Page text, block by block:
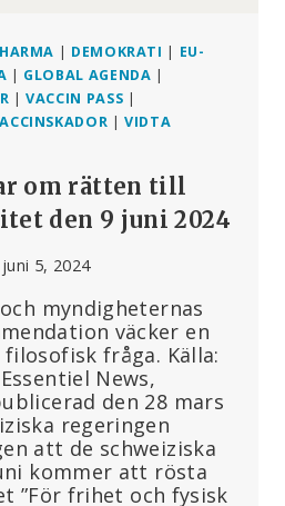
| DEMOKRATI | EU-
| GLOBAL AGENDA |
|VACCIN PASS |
|VIDTA
om rätten till
den 9 juni 2024
juni 5, 2024
myndigheternas
väcker en
fråga. Källa:
News,
den 28 mars
regeringen
att de schweiziska
kommer att rösta
”För frihet och fysisk